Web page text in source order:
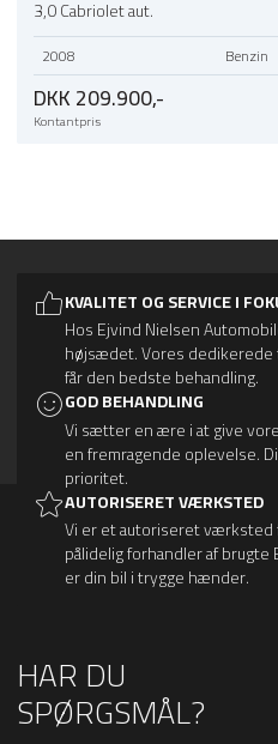
3,0 Cabriolet aut.
2008 Benzin
DKK 209.900,-
Kontantpris
KVALITET OG SERVICE I
Hos Ejvind Nielsen
højsædet. Vores dedikerede
får den bedste behandling.
GOD BEHANDLING
Vi sætter en ære i at give
en fremragende oplevelse.
prioritet.
AUTORISERET VÆRKSTED
Vi er et autoriseret værksted
pålidelig forhandler af brugte
er din bil i trygge hænder.
HAR DU
SPØRGSMÅL?